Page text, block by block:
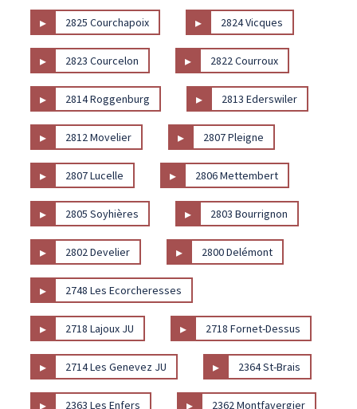
▸ 2825 Courchapoix ▸ 2824 Vicques
▸ 2823 Courcelon ▸ 2822 Courroux
▸ 2814 Roggenburg ▸ 2813 Ederswiler
▸ 2812 Movelier ▸ 2807 Pleigne
▸ 2807 Lucelle ▸ 2806 Mettembert
▸ 2805 Soyhières ▸ 2803 Bourrignon
▸ 2802 Develier ▸ 2800 Delémont
▸ 2748 Les Ecorcheresses
▸ 2718 Lajoux JU ▸ 2718 Fornet-Dessus
▸ 2714 Les Genevez JU ▸ 2364 St-Brais
▸ 2363 Les Enfers ▸ 2362 Montfavergier